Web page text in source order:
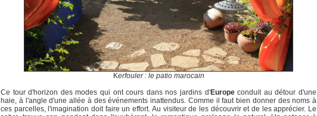
Kerfouler : le patio marocain
Ce tour d'horizon des modes qui ont cours dans nos jardins d'Europeconduit au détour d'une
haie, à l'angle d'une allée à des événements inattendus. Comme il faut bien donner des noms à
ces parcelles, l'imagination doit faire un effort. Au visiteur de les découvrir et de les apprécier. Le